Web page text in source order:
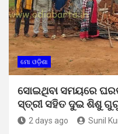
ମୋ ଓଡ଼ିଶା
ସୋଇଥିବା ସମୟରେ
ସ୍ତ୍ରୀ ସହିତ ଦୁଇ ଶିଶୁ
2 days ago Sunil